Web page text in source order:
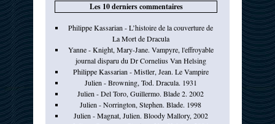
Les 10 derniers commentaires
Philippe Kassarian - L’histoire de la couverture de
La Mort de Dracula
Yanne - Knight, Mary-Jane. Vampyre, l'effroyable
journal disparu du Dr Cornelius Van Helsing
Philippe Kassarian - Mistler, Jean. Le Vampire
Julien - Browning, Tod. Dracula. 1931
Julien - Del Toro, Guillermo. Blade 2. 2002
Julien - Norrington, Stephen. Blade. 1998
Julien - Magnat, Julien. Bloody Mallory, 2002